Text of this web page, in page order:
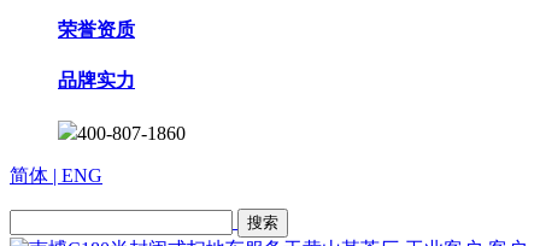
荣誉资质
品牌实力
400-807-1860
简体 | ENG